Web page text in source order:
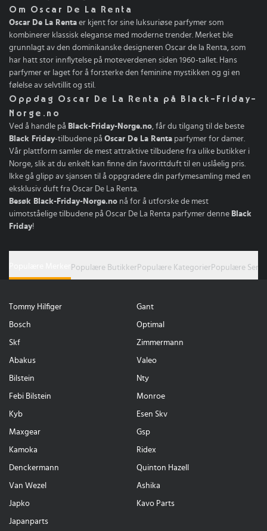
Om Oscar De La Renta
Oscar De La Renta er kjent for sine luksuriøse parfymer som
kombinerer klassisk eleganse med moderne trender. Merket ble
grunnlagt av den dominikanske designeren Oscar de la Renta, som
har hatt stor innflytelse på moteverdenen siden 1960-tallet. Hans
parfymer er laget for å forsterke den feminine mystikken og gi en
følelse av selvtillit og stil.
Oppdag Oscar De La Renta på Black-Friday-
Norge.no
Ved å handle på Black-Friday-Norge.no , får du tilgang til de beste
Black Friday-tilbudene på Oscar De La Renta parfymer for damer.
Vår plattform samler de mest attraktive tilbudene fra ulike butikker i
Norge, slik at du enkelt kan finne din favorittduft til en uslåelig pris.
Ikke gå glipp av sjansen til å oppgradere din parfymesamling med en
eksklusiv duft fra Oscar De La Renta.
Besøk Black-Friday-Norge.no nå for å utforske de mest
uimotståelige tilbudene på Oscar De La Renta parfymer denne Black
Friday!
Populære Butikker Populære Kategorier Populære Serie
Tommy Hilfiger Gant
Bosch Optimal
Skf Zimmermann
Abakus Valeo
Bilstein Nty
Febi Bilstein Monroe
Kyb Esen Skv
Maxgear Gsp
Kamoka Ridex
Denckermann Quinton Hazell
Van Wezel Ashika
Japko Kavo Parts
Japanparts